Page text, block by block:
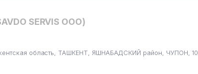
SERVIS ООО)
область, ТАШКЕНТ, ЯШНАБАДСКИЙ район, ЧУПОН,